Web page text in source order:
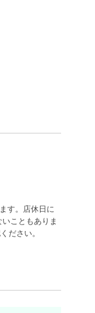
す。店休日に
こともありま
ださい。